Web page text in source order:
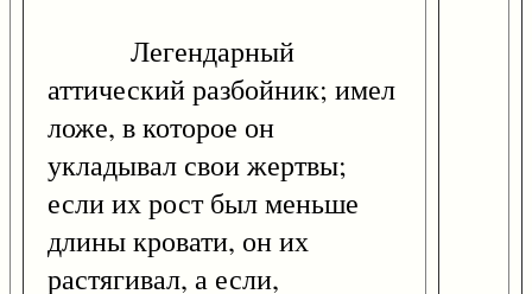
Легендарный
аттический разбойник; имел
ложе, в которое он
укладывал свои жертвы;
если их рост был меньше
длины кровати, он их
растягивал, а если,